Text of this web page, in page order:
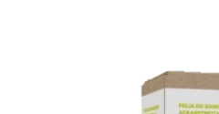
Narzędzia rolnicze
System mocowań